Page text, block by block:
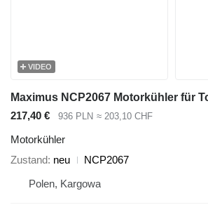
VIDEO
217,40 € 936 PLN ≈ 203,10 CHF
Motorkühler
Zustand neu
NCP2067
Polen, Kargowa